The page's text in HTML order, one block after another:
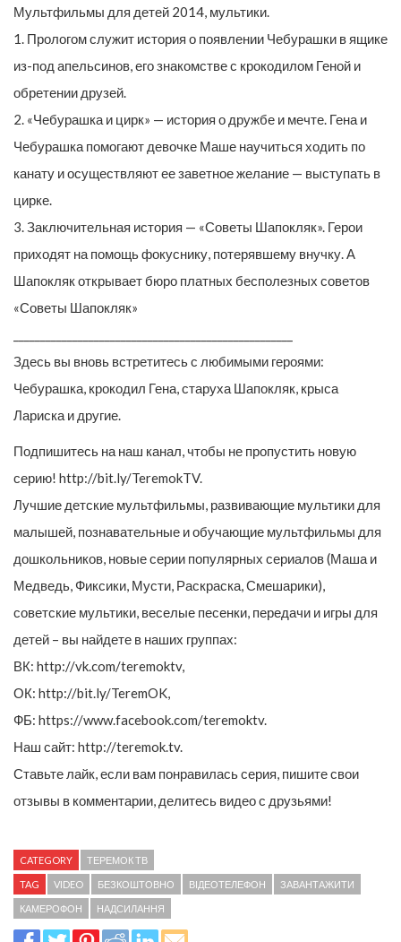
Мультфильмы для детей 2014, мультики.
1. Прологом служит история о появлении Чебурашки в ящике
из-под апельсинов, его знакомстве с крокодилом Геной и
обретении друзей.
2. «Чебурашка и цирк» — история о дружбе и мечте. Гена и
Чебурашка помогают девочке Маше научиться ходить по
канату и осуществляют ее заветное желание — выступать в
цирке.
3. Заключительная история — «Советы Шапокляк». Герои
приходят на помощь фокуснику, потерявшему внучку. А
Шапокляк открывает бюро платных бесполезных советов
«Советы Шапокляк»
Здесь вы вновь встретитесь с любимыми героями:
Чебурашка, крокодил Гена, старуха Шапокляк, крыса
Лариска и другие.
Подпишитесь на наш канал, чтобы не пропустить новую
серию! http://bit.ly/TeremokTV.
Лучшие детские мультфильмы, развивающие мультики для
малышей, познавательные и обучающие мультфильмы для
дошкольников, новые серии популярных сериалов (Маша и
Медведь, Фиксики, Мусти, Раскраска, Смешарики),
советские мультики, веселые песенки, передачи и игры для
детей – вы найдете в наших группах:
ВК: http://vk.com/teremoktv,
ОК: http://bit.ly/TeremOK,
ФБ: https://www.facebook.com/teremoktv.
Наш сайт: http://teremok.tv.
Ставьте лайк, если вам понравилась серия, пишите свои
отзывы в комментарии, делитесь видео с друзьями!
CATEGORY ТЕРЕМОК ТВ
TAG VIDEO БЕЗКОШТОВНО ВІДЕОТЕЛЕФОН ЗАВАНТАЖИТИ
КАМЕРОФОН НАДСИЛАННЯ